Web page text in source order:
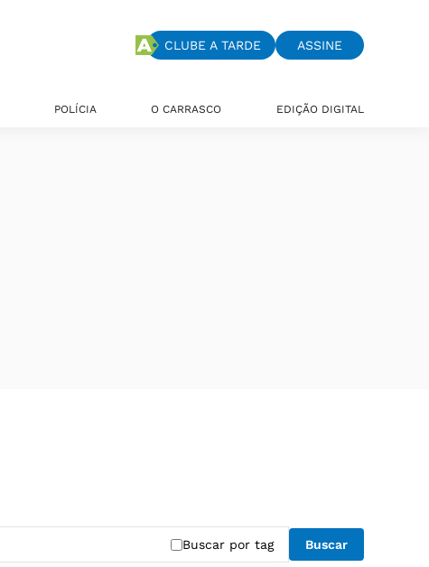
CLUBE A TARDE ASSINE
POLÍCIA O CARRASCO EDIÇÃO DIGITAL
Buscar por tag Buscar